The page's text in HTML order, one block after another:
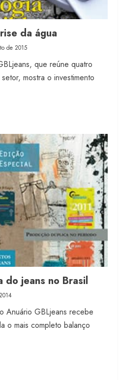
da água
de 2015
que reúne quatro
mostra o investimento
do jeans no Brasil
Anuário GBLjeans recebe
o mais completo balanço
US$63,7 bilhões em
licenciados
assume Movimento
Algodão